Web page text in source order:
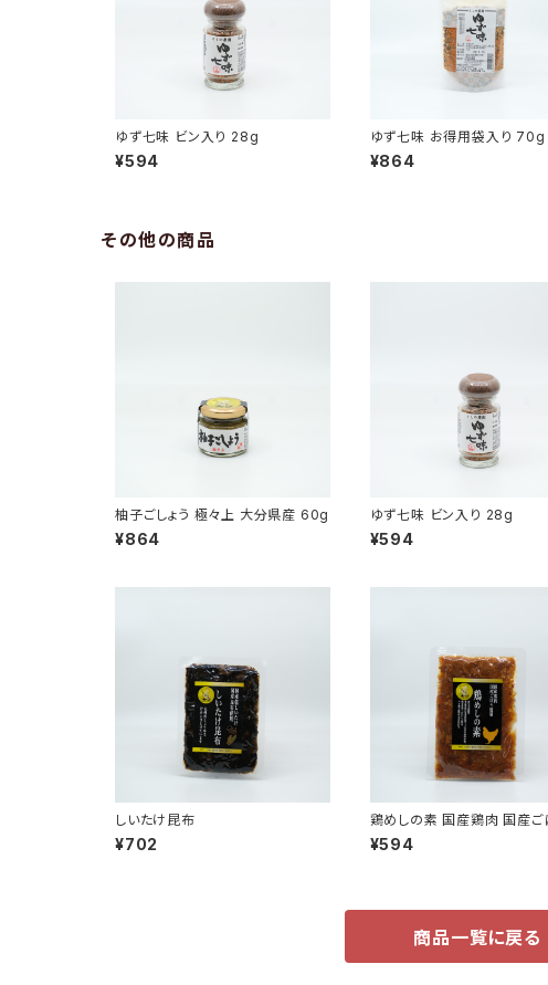
ゆず七味 ビン入り 28g
¥594
ゆず七味 お得用袋入り 70g
¥864
その他の商品
柚子ごしょう 極々上 大分県産 60g
¥864
ゆず七味 ビン入り 28g
¥594
しいたけ昆布
¥702
鶏めしの素 国産鶏肉 国産ご
まぜごはんの素
¥594
商品一覧に戻る